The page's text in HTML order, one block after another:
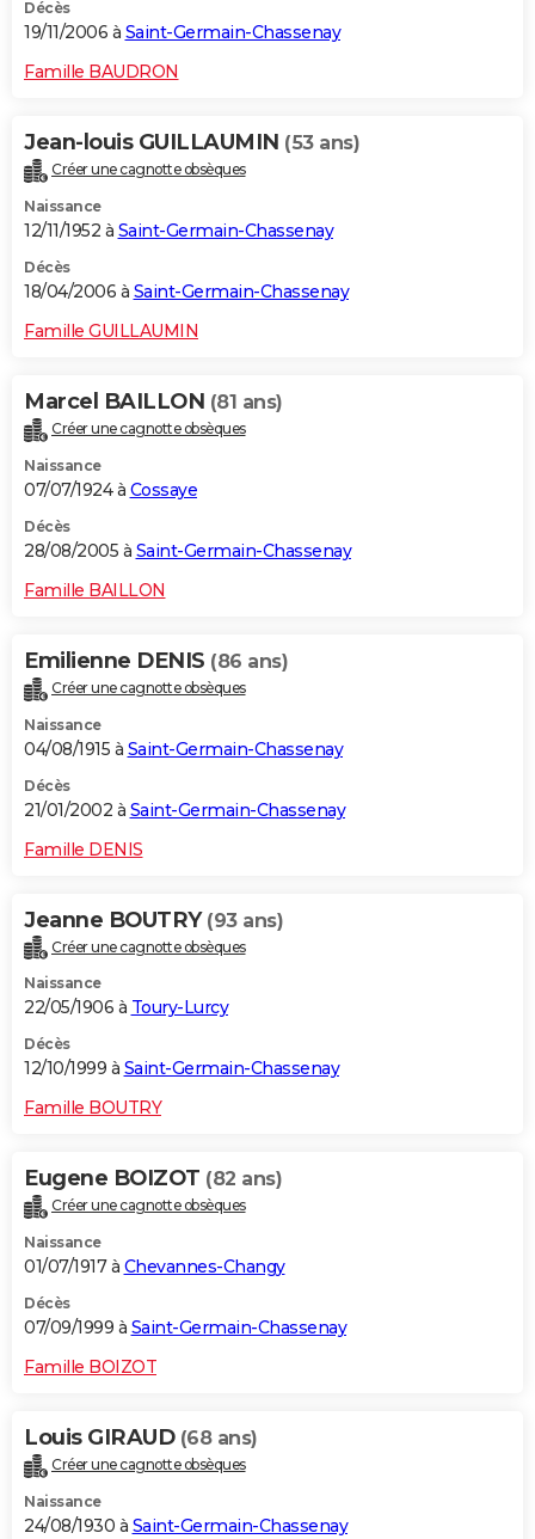
Décès
19/11/2006 à Saint-Germain-Chassenay
Famille BAUDRON
Jean-louis GUILLAUMIN (53 ans)
Créer une cagnotte obsèques
Naissance
12/11/1952 à Saint-Germain-Chassenay
Décès
18/04/2006 à Saint-Germain-Chassenay
Famille GUILLAUMIN
Marcel BAILLON (81 ans)
Créer une cagnotte obsèques
Naissance
07/07/1924 à Cossaye
Décès
28/08/2005 à Saint-Germain-Chassenay
Famille BAILLON
Emilienne DENIS (86 ans)
Créer une cagnotte obsèques
Naissance
04/08/1915 à Saint-Germain-Chassenay
Décès
21/01/2002 à Saint-Germain-Chassenay
Famille DENIS
Jeanne BOUTRY (93 ans)
Créer une cagnotte obsèques
Naissance
22/05/1906 à Toury-Lurcy
Décès
12/10/1999 à Saint-Germain-Chassenay
Famille BOUTRY
Eugene BOIZOT (82 ans)
Créer une cagnotte obsèques
Naissance
01/07/1917 à Chevannes-Changy
Décès
07/09/1999 à Saint-Germain-Chassenay
Famille BOIZOT
Louis GIRAUD (68 ans)
Créer une cagnotte obsèques
Naissance
24/08/1930 à Saint-Germain-Chassenay